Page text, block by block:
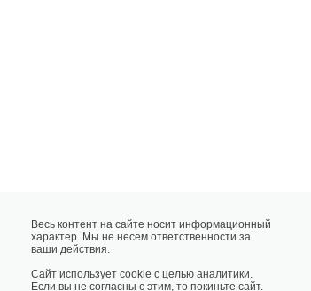
Весь контент на сайте носит информационный
характер. Мы не несем ответственности за
ваши действия.
Сайт использует cookie с целью аналитики.
Если вы не согласны с этим, то покиньте сайт.